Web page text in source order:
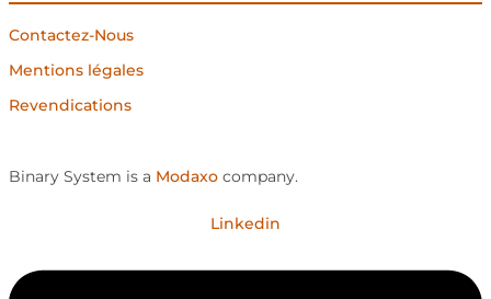
Contactez-Nous
Mentions légales
Revendications
Binary System is a Modaxo company.
Linkedin